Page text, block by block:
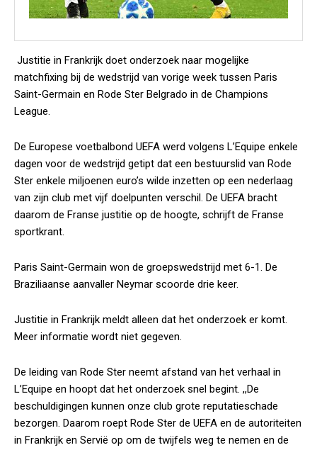
Justitie in Frankrijk doet onderzoek naar mogelijke
matchfixing bij de wedstrijd van vorige week tussen Paris
Saint-Germain en Rode Ster Belgrado in de Champions
League.
De Europese voetbalbond UEFA werd volgens L’Equipe enkele
dagen voor de wedstrijd getipt dat een bestuurslid van Rode
Ster enkele miljoenen euro’s wilde inzetten op een nederlaag
van zijn club met vijf doelpunten verschil. De UEFA bracht
daarom de Franse justitie op de hoogte, schrijft de Franse
sportkrant.
Paris Saint-Germain won de groepswedstrijd met 6-1. De
Braziliaanse aanvaller Neymar scoorde drie keer.
Justitie in Frankrijk meldt alleen dat het onderzoek er komt.
Meer informatie wordt niet gegeven.
De leiding van Rode Ster neemt afstand van het verhaal in
L’Equipe en hoopt dat het onderzoek snel begint. ,,De
beschuldigingen kunnen onze club grote reputatieschade
bezorgen. Daarom roept Rode Ster de UEFA en de autoriteiten
in Frankrijk en Servië op om de twijfels weg te nemen en de